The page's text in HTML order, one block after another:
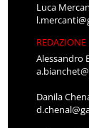
Luca
REDAZIONE
Alessandro
Danila